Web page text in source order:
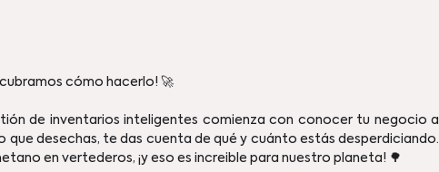
cómo hacerlo! 🚀
de inventarios inteligentes comienza con conocer tu negocio a
que desechas, te das cuenta de qué y cuánto estás desperdiciando.
en vertederos, ¡y eso es increible para nuestro planeta! 🌳